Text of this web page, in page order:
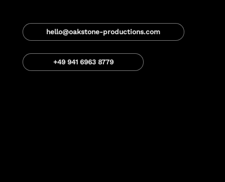
hello@oakstone-productions.com
+49 941 6963 8779